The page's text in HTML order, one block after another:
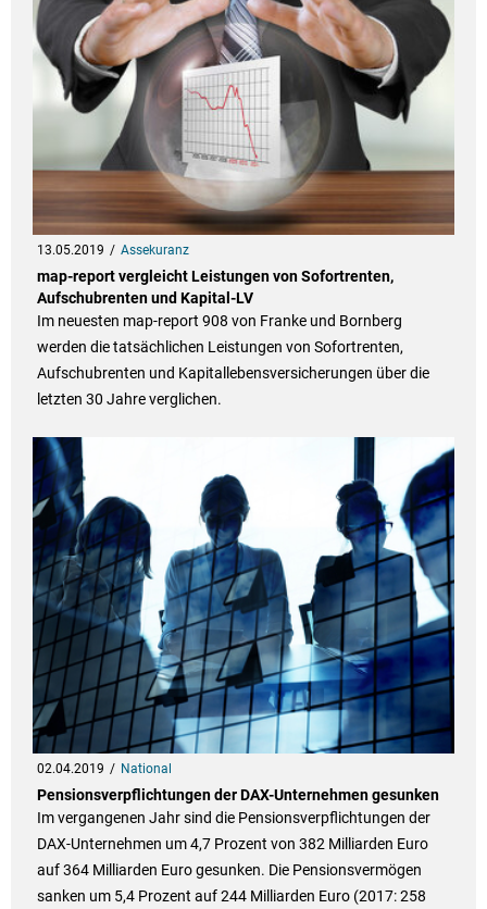
13.05.2019 Assekuranz
map-report vergleicht Leistungen von Sofortrenten,
Aufschubrenten und Kapital-LV
Im neuesten map-report 908 von Franke und Bornberg
werden die tatsächlichen Leistungen von Sofortrenten,
Aufschubrenten und Kapitallebensversicherungen über die
letzten 30 Jahre verglichen.
02.04.2019 National
Pensionsverpflichtungen der DAX-Unternehmen gesunken
Im vergangenen Jahr sind die Pensionsverpflichtungen der
DAX-Unternehmen um 4,7 Prozent von 382 Milliarden Euro
auf 364 Milliarden Euro gesunken. Die Pensionsvermögen
sanken um 5,4 Prozent auf 244 Milliarden Euro (2017: 258